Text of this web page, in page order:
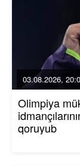
03.08.2026,
Olimpiya
qoruyub